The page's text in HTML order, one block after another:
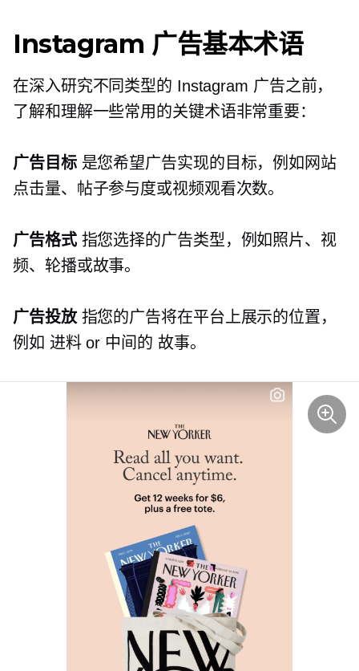
Instagram 广告基本术语
在深入研究不同类型的 Instagram 广告之前，
了解和理解一些常用的关键术语非常重要：
广告目标是您希望广告实现的目标，例如网站
点击量、帖子参与度或视频观看次数。
广告格式指您选择的广告类型，例如照片、视
频、轮播或故事。
广告投放指您的广告将在平台上展示的位置，
例如 进料or 中间的 故事。